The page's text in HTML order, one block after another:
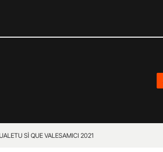
TU SÌ QUE VALESAMICI 2021